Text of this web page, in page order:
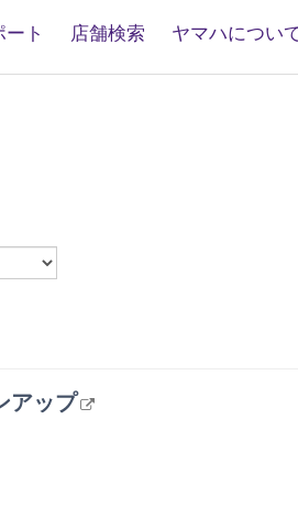
ート 店舗検索 ヤマハについ
アップ